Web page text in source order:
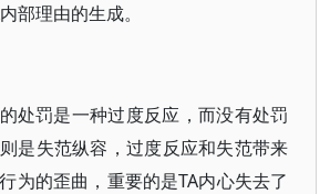
部理由的生成。
处罚是一种过度反应，而没有处罚
是失范纵容，过度反应和失范带来
为的歪曲，重要的是TA内心失去了